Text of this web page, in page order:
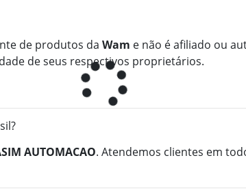
de produtos da Wam e não é afiliado ou
de seus respectivos proprietários.
AUTOMACAO. Atendemos clientes em